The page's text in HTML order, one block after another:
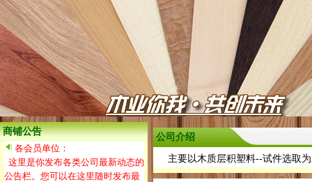
商铺公告
各会员单位：
这里是你发布各类公司最新动态的
公告栏。您可以在这里随时发布最
公司介绍
主要以木质层积塑料--试件选取